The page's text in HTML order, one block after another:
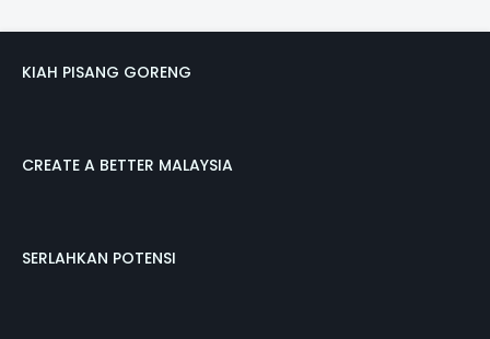
KIAH PISANG GORENG
CREATE A BETTER MALAYSIA
SERLAHKAN POTENSI